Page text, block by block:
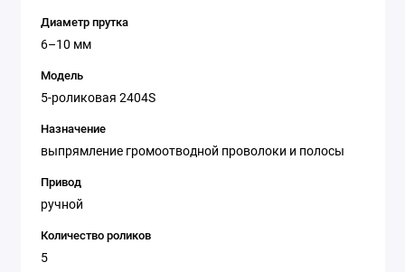
Диаметр прутка
6–10 мм
Модель
5-роликовая 2404S
Назначение
выпрямление громоотводной проволоки и полосы
Привод
ручной
Количество роликов
5